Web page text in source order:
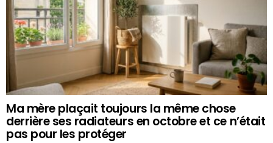
Ma mère plaçait toujours la même chose
derrière ses radiateurs en octobre et ce n’était
pas pour les protéger